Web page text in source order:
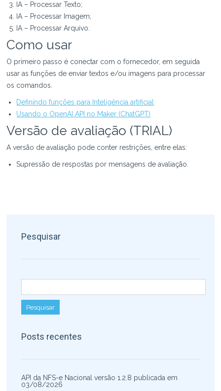
IA – Processar Texto;
IA – Processar Imagem;
IA – Processar Arquivo.
Como usar
O primeiro passo é conectar com o fornecedor, em seguida
usar as funções de enviar textos e/ou imagens para processar
os comandos.
Definindo funções para Inteligência artificial
Usando o OpenAI API no Maker (ChatGPT)
Versão de avaliação (TRIAL)
A versão de avaliação pode conter restrições, entre elas:
Supressão de respostas por mensagens de avaliação.
Pesquisar
Posts recentes
API da NFS-e Nacional versão 1.2.8 publicada em
03/08/2026